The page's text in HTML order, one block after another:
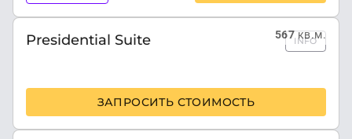
567кв.м.
Presidential Suite INFO
ЗАПРОСИТЬ СТОИМОСТЬ